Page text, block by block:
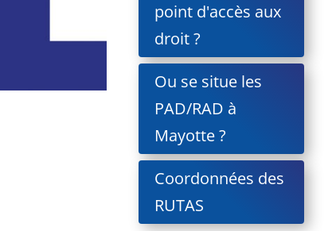
point d'accès aux
droit ?
Ou se situe les
PAD/RAD à
Mayotte ?
Coordonnées des
RUTAS